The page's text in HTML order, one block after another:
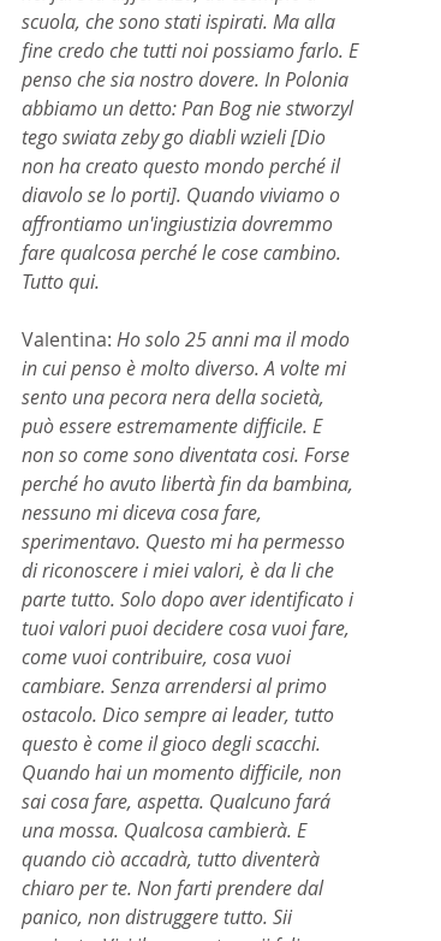
scuola, che sono stati ispirati. Ma alla
fine credo che tutti noi possiamo farlo. E
penso che sia nostro dovere. In Polonia
abbiamo un detto: Pan Bog nie stworzyl
tego swiata zeby go diabli wzieli [Dio
non ha creato questo mondo perché il
diavolo se lo porti]. Quando viviamo o
affrontiamo un'ingiustizia dovremmo
fare qualcosa perché le cose cambino.
Tutto qui.
Valentina: Ho solo 25 anni ma il modo
in cui penso è molto diverso. A volte mi
sento una pecora nera della società,
può essere estremamente difficile. E
non so come sono diventata cosi. Forse
perché ho avuto libertà fin da bambina,
nessuno mi diceva cosa fare,
sperimentavo. Questo mi ha permesso
di riconoscere i miei valori, è da li che
parte tutto. Solo dopo aver identificato i
tuoi valori puoi decidere cosa vuoi fare,
come vuoi contribuire, cosa vuoi
cambiare. Senza arrendersi al primo
ostacolo. Dico sempre ai leader, tutto
questo è come il gioco degli scacchi.
Quando hai un momento difficile, non
sai cosa fare, aspetta. Qualcuno fará
una mossa. Qualcosa cambierà. E
quando ciò accadrà, tutto diventerà
chiaro per te. Non farti prendere dal
panico, non distruggere tutto. Sii